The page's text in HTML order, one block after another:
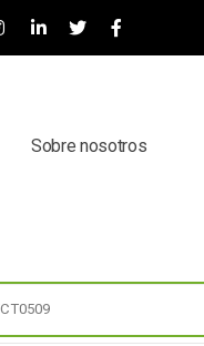
Sobre nosotros